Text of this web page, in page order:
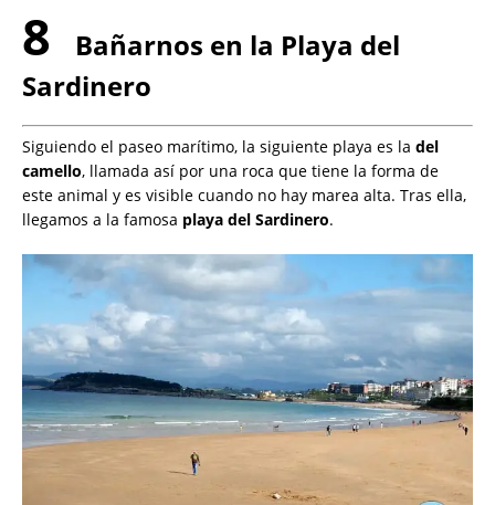
8
Bañarnos en la Playa del
Sardinero
Siguiendo el paseo marítimo, la siguiente playa es la del
camello, llamada así por una roca que tiene la forma de
este animal y es visible cuando no hay marea alta. Tras ella,
llegamos a la famosa playa del Sardinero.